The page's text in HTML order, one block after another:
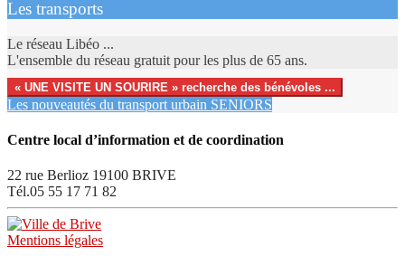
Les transports
Le réseau Libéo ...
L'ensemble du réseau gratuit pour les plus de 65 ans.
« UNE VISITE UN SOURIRE » recherche des bénévoles ...
Les nouveautés du transport urbain SENIORS
Centre local d’information et de coordination
22 rue Berlioz 19100 BRIVE
Tél.05 55 17 71 82
Mentions légales